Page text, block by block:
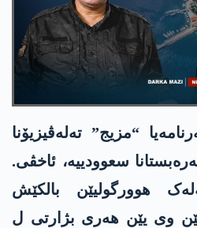
“مزیج” تەلەڤیزیۆنا
سعوودییە، ئاخڤی.
ھوورگولیێن بالکێش
وی یێن ھەری بژارتی ل